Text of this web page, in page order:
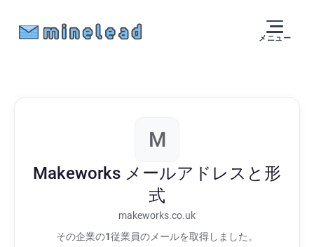
メニュー
M
Makeworks メールアドレスと形
式
makeworks.co.uk
その企業の1従業員のメールを取得しました。